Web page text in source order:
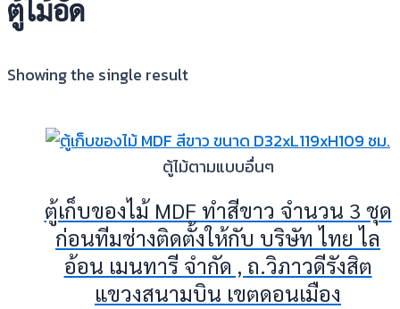
ตู้ไม้อัด
Showing the single result
ตู้ไม้ตามแบบอื่นๆ
ตู้เก็บของไม้ MDF ทำสีขาว จำนวน 3 ชุด
ก่อนทีมช่างติดตั้งให้กับ บริษัท ไทย ไล
อ้อน เมนทารี จำกัด , ถ.วิภาวดีรังสิต
แขวงสนามบิน เขตดอนเมือง